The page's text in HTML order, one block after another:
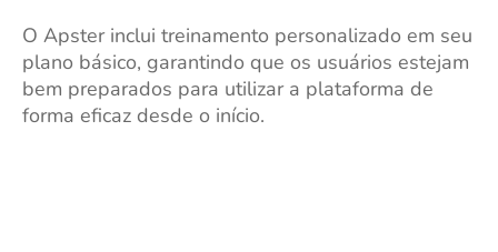
O Apster inclui treinamento personalizado em seu
plano básico, garantindo que os usuários estejam
bem preparados para utilizar a plataforma de
forma eficaz desde o início.